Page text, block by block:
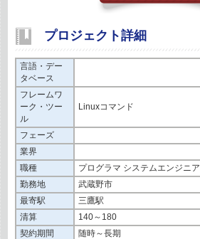
プロジェクト詳細
言語・デー
タベース
フレームワ
ーク・ツー
ル
Linuxコマンド
フェーズ
業界
職種
プログラマ システムエンジニア
勤務地
武蔵野市
最寄駅
三鷹駅
清算
140～180
契約期間
随時～長期